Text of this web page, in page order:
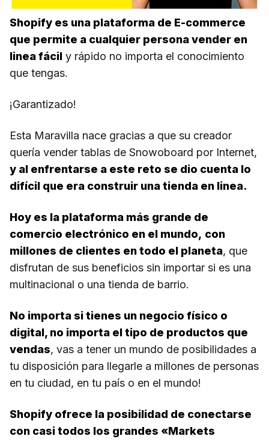
Shopify es una plataforma de E-commerce
que permite a cualquier persona vender en
linea fácil y rápido no importa el conocimiento
que tengas.
¡Garantizado!
Esta Maravilla nace gracias a que su creador
quería vender tablas de Snowoboard por Internet,
y al enfrentarse a este reto se dio cuenta lo
difícil que era construir una tienda en linea.
Hoy es la plataforma más grande de
comercio electrónico en el mundo, con
millones de clientes en todo el planeta, que
disfrutan de sus beneficios sin importar si es una
multinacional o una tienda de barrio.
No importa si tienes un negocio físico o
digital, no importa el tipo de productos que
vendas, vas a tener un mundo de posibilidades a
tu disposición para llegarle a millones de personas
en tu ciudad, en tu país o en el mundo!
Shopify ofrece la posibilidad de conectarse
con casi todos los grandes «Markets